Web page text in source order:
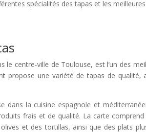
spécialités des tapas et les
le centre-ville de Toulouse, est l’un des
propose une variété de tapas de qualité,
dans la cuisine espagnole et
frais et de qualité. La carte comprend
et des tortillas, ainsi que des plats